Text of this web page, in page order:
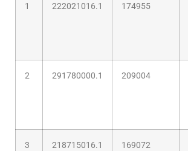
1 222021016.1 174955
2 291780000.1 209004
3 218715016.1 169072